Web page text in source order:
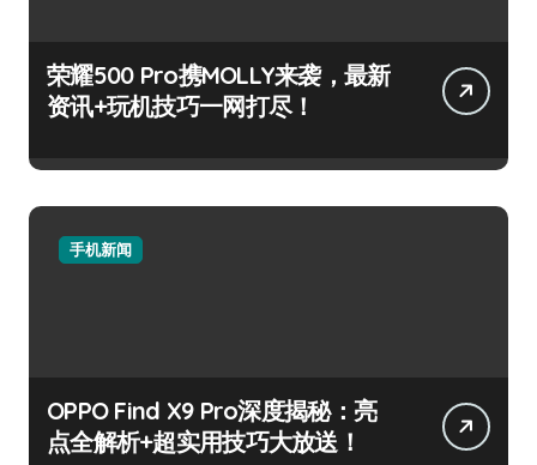
荣耀500 Pro携MOLLY来袭，最新
资讯+玩机技巧一网打尽！
手机新闻
OPPO Find X9 Pro深度揭秘：亮
点全解析+超实用技巧大放送！